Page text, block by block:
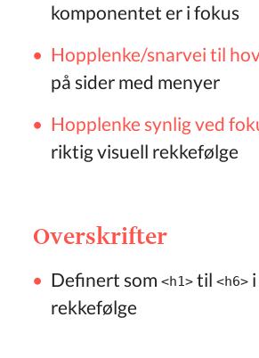
komponentet er i fokus
Hopplenke/snarvei til
på sider med menyer
Hopplenke synlig ved
riktig visuell rekkefølge
Overskrifter
Definert som<h1> til<h6>
rekkefølge